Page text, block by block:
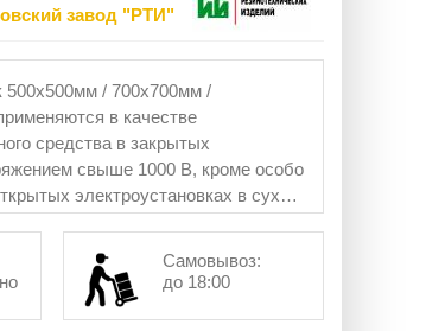
завод "РТИ"
500x500мм / 700x700мм /
в качестве
средства в закрытых
свыше 1000 В, кроме особо
электроустановках в сухую
Самовывоз:
до 18:00